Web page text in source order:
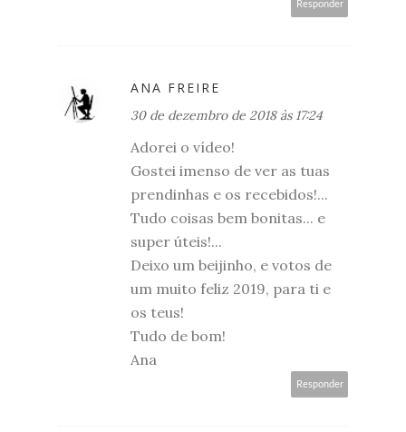
Responder
ANA FREIRE
30 de dezembro de 2018 às 17:24
Adorei o vídeo!
Gostei imenso de ver as tuas
prendinhas e os recebidos!...
Tudo coisas bem bonitas... e
super úteis!...
Deixo um beijinho, e votos de
um muito feliz 2019, para ti e
os teus!
Tudo de bom!
Ana
Responder